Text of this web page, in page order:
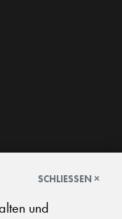
SCHLIESSEN ×
und